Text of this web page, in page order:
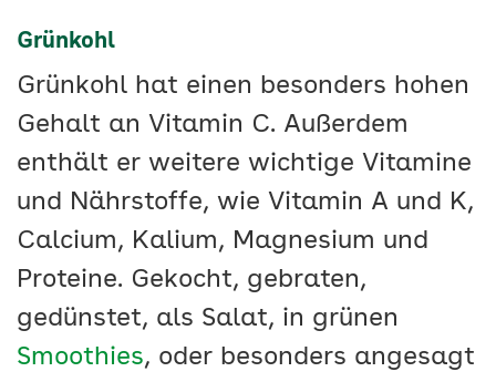
Grünkohl
Grünkohl hat einen besonders hohen
Gehalt an Vitamin C. Außerdem
enthält er weitere wichtige Vitamine
und Nährstoffe, wie Vitamin A und K,
Calcium, Kalium, Magnesium und
Proteine. Gekocht, gebraten,
gedünstet, als Salat, in grünen
Smoothies, oder besonders angesagt